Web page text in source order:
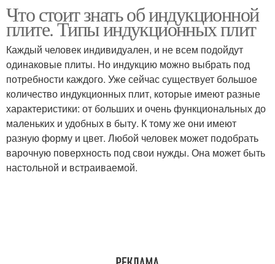
Что стоит знать об индукционной
плите. Типы индукционных плит
Каждый человек индивидуален, и не всем подойдут
одинаковые плиты. Но индукцию можно выбрать под
потребности каждого. Уже сейчас существует большое
количество индукционных плит, которые имеют разные
характеристики: от больших и очень функциональных до
маленьких и удобных в быту. К тому же они имеют
разную форму и цвет. Любой человек может подобрать
варочную поверхность под свои нужды. Она может быть
настольной и встраиваемой.